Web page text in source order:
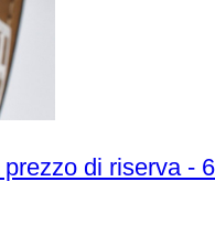
di riserva -